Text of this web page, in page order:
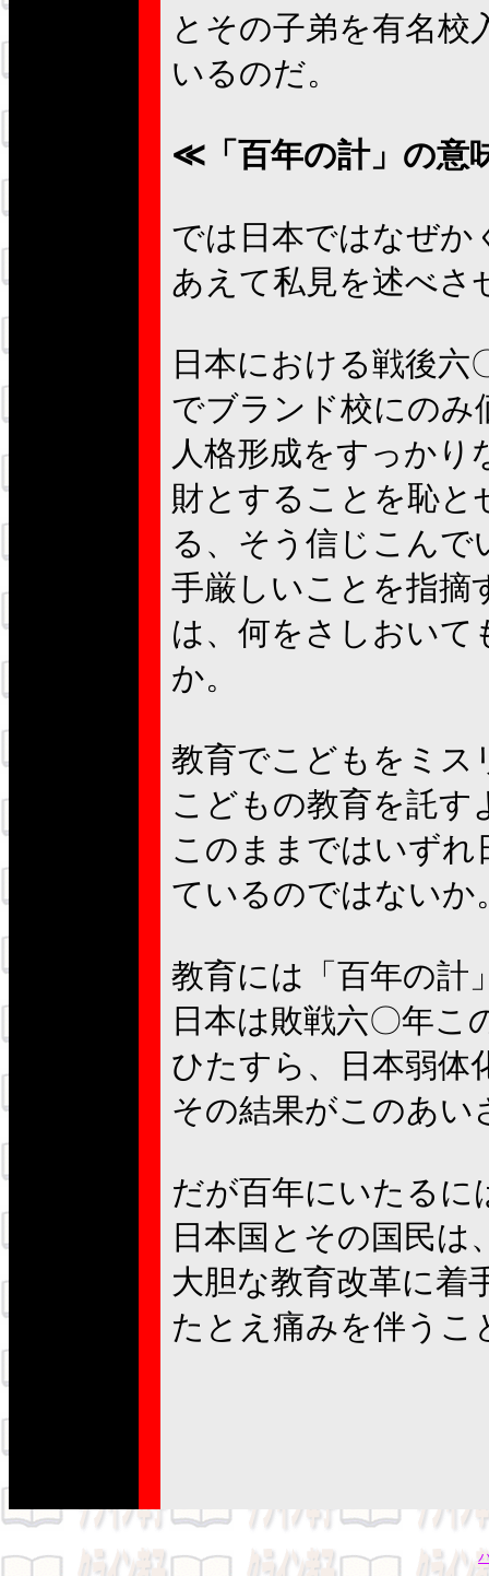
とその子弟を有名校
いるのだ。
≪「百年の計」の意
では日本ではなぜか
あえて私見を述べさ
日本における戦後六
でブランド校にのみ
人格形成をすっかり
財とすることを恥と
る、そう信じこんで
手厳しいことを指摘
は、何をさしおいて
教育でこどもをミス
こどもの教育を託す
このままではいずれ
ているのではないか
教育には「百年の計
日本は敗戦六〇年こ
ひたすら、日本弱体
その結果がこのあい
だが百年にいたるに
日本国とその国民は
大胆な教育改革に着
たとえ痛みを伴うこ